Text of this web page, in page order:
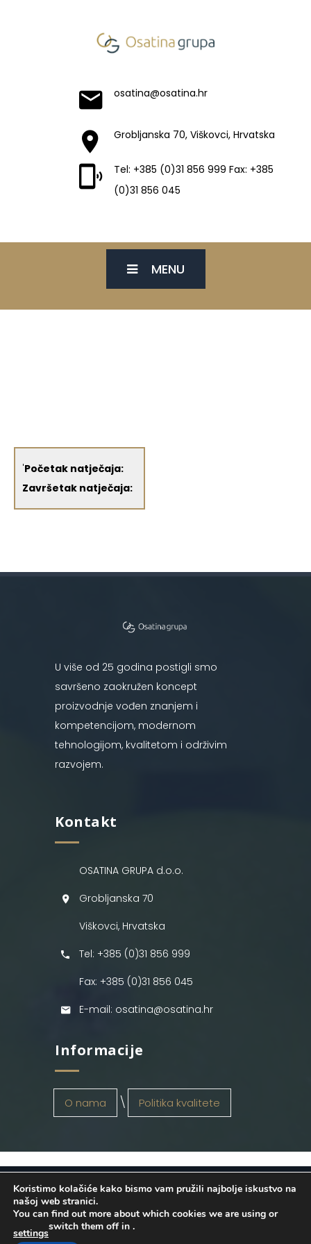
osatina@osatina.hr
Grobljanska 70, Viškovci, Hrvatska
Tel: +385 (0)31 856 999 Fax: +385
(0)31 856 045
MENU
'Početak natječaja:
Završetak natječaja:
U više od 25 godina postigli smo
savršeno zaokružen koncept
proizvodnje vođen znanjem i
kompetencijom, modernom
tehnologijom, kvalitetom i održivim
razvojem.
Kontakt
OSATINA GRUPA d.o.o.
Grobljanska 70
Viškovci, Hrvatska
Tel: +385 (0)31 856 999
Fax: +385 (0)31 856 045
E-mail: osatina@osatina.hr
Informacije
O nama Politika kvalitete
OSATINA GRUPA d.o.o. 2026
. Configured
byINFOS Osijek. Sva prava pridržana.
Koristimo kolačiće kako bismo vam pružili najbolje iskustvo na
našoj web stranici.
You can find out more about which cookies we are using or
switch them off in
settings
.